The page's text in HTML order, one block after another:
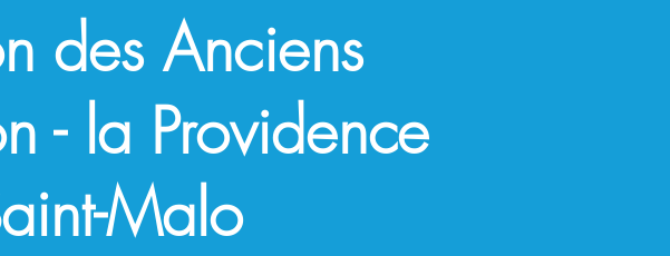
des Anciens
- la Providence
Malo